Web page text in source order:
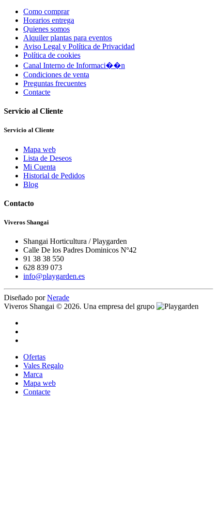
Como comprar
Horarios entrega
Quienes somos
Alquiler plantas para eventos
Aviso Legal y Política de Privacidad
Política de cookies
Canal Interno de Informaci��n
Condiciones de venta
Preguntas frecuentes
Contacte
Servicio al Cliente
Servicio al Cliente
Mapa web
Lista de Deseos
Mi Cuenta
Historial de Pedidos
Blog
Contacto
Viveros Shangai
Shangai Horticultura / Playgarden
Calle De los Padres Dominicos Nº42
91 38 38 550
628 839 073
info@playgarden.es
Diseñado porNerade
Viveros Shangai © 2026. Una empresa del grupo
Ofertas
Vales Regalo
Marca
Mapa web
Contacte